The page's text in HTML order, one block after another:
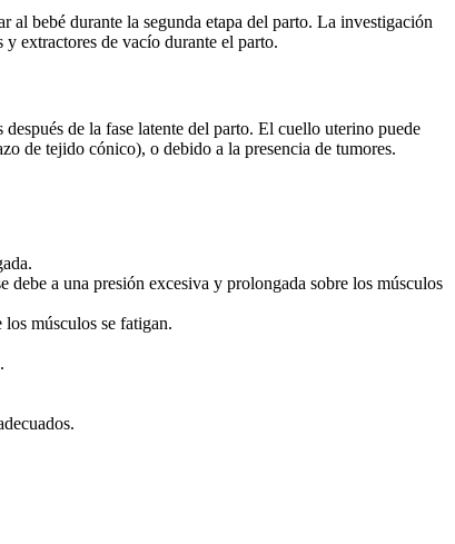
al bebé durante la segunda etapa del parto. La investigación
y extractores de vacío durante el parto.
de la fase latente del parto. El cuello uterino puede
de tejido cónico), o debido a la presencia de tumores.
a una presión excesiva y prolongada sobre los músculos
músculos se fatigan.